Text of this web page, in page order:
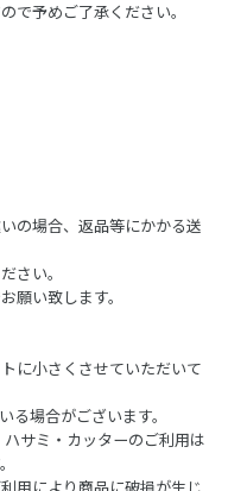
で予めご了承ください。
の場合、返品等にかかる送
さい。
願い致します。
に小さくさせていただいて
る場合がございます。
サミ・カッターのご利用は